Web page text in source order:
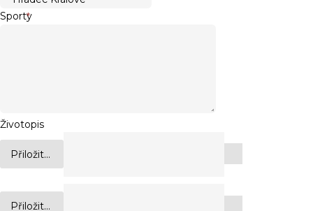
Sporty
*
Životopis
Přiložit...
Přiložit...